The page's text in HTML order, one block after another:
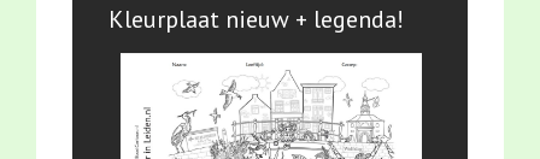
Kleurplaat nieuw + legenda!